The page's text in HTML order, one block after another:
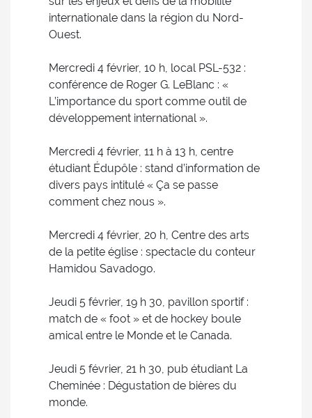
internationale dans la région du Nord-
Ouest.
Mercredi 4 février, 10 h, local PSL-532 :
conférence de Roger G. LeBlanc : «
L’importance du sport comme outil de
développement international ».
Mercredi 4 février, 11 h à 13 h, centre
étudiant Édupôle : stand d’information de
divers pays intitulé « Ça se passe
comment chez nous ».
Mercredi 4 février, 20 h, Centre des arts
de la petite église : spectacle du conteur
Hamidou Savadogo.
Jeudi 5 février, 19 h 30, pavillon sportif :
match de « foot » et de hockey boule
amical entre le Monde et le Canada.
Jeudi 5 février, 21 h 30, pub étudiant La
Cheminée : Dégustation de bières du
monde.